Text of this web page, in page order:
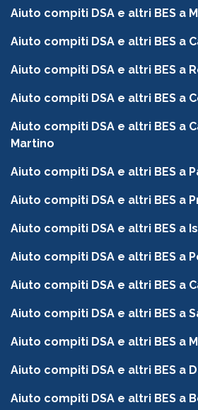
Aiuto compiti DSA e altri BES a
Aiuto compiti DSA e altri BES a
Aiuto compiti DSA e altri BES a
Aiuto compiti DSA e altri BES a
Aiuto compiti DSA e altri BES a
Martino
Aiuto compiti DSA e altri BES a
Aiuto compiti DSA e altri BES a
Aiuto compiti DSA e altri BES a
Aiuto compiti DSA e altri BES a
Aiuto compiti DSA e altri BES a
Aiuto compiti DSA e altri BES a
Aiuto compiti DSA e altri BES a
Aiuto compiti DSA e altri BES a
Aiuto compiti DSA e altri BES a